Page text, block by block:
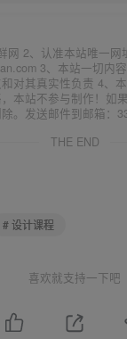
网 2、认准本站唯一网
3、本站一切内
对其真实性负责 4、
本站不参与制作！如
。发送邮件到邮箱：
THE END
# 设计课程
喜欢就支持一下吧